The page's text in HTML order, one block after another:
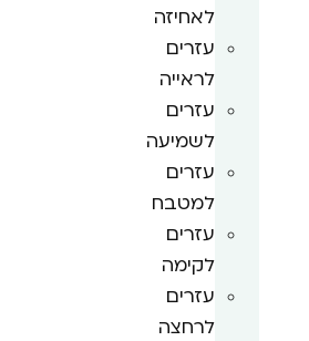
לאחיזה
עזרים
לראייה
עזרים
לשמיעה
עזרים
למטבח
עזרים
לקימה
עזרים
לרחצה